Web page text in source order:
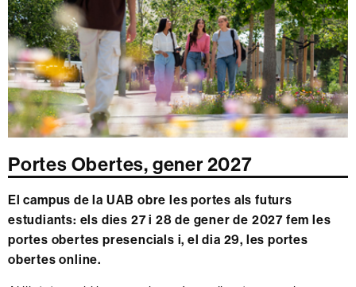
Portes Obertes, gener 2027
El campus de la UAB obre les portes als futurs
estudiants: els dies 27 i 28 de gener de 2027 fem les
portes obertes presencials i, el dia 29, les portes
obertes online.